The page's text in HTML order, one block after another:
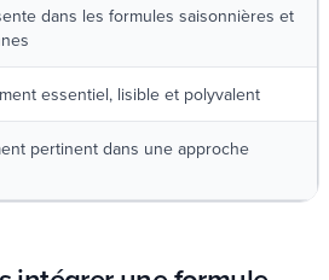
dans les formules saisonnières et
essentiel, lisible et polyvalent
pertinent dans une approche